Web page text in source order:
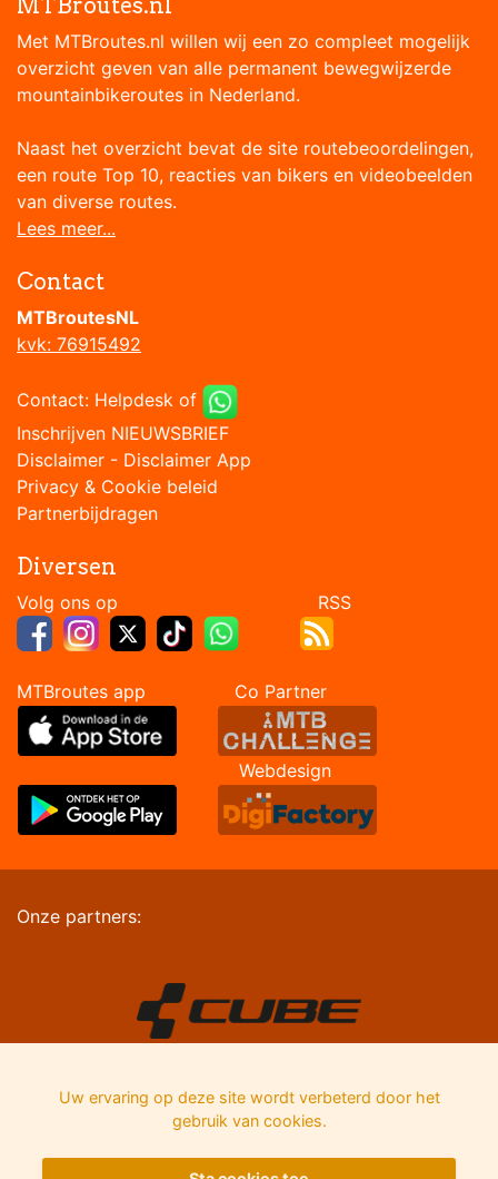
Met MTBroutes.nl willen wij een zo compleet mogelijk
overzicht geven van alle permanent bewegwijzerde
mountainbikeroutes in Nederland.
Naast het overzicht bevat de site routebeoordelingen,
een route Top 10, reacties van bikers en videobeelden
van diverse routes.
Lees meer...
Contact
MTBroutesNL
kvk: 76915492
Contact: Helpdesk of
Inschrijven NIEUWSBRIEF
Disclaimer - Disclaimer App
Privacy & Cookie beleid
Partnerbijdragen
Diversen
Volg ons op RSS
MTBroutes app Co Partner
Webdesign
Onze partners:
Uw ervaring op deze site wordt verbeterd door het
gebruik van cookies.